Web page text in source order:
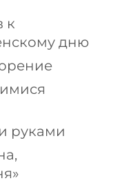
к
дню
руками